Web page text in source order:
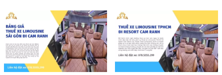
bảo sự riêng tư tuyệt đối cho
gia đình hoặc nhóm bạn. Thay
vì chen chúc trên các phương
tiện công cộng, dịch vụ thuê
xe limousine chuyên nghiệp
giúp bạn làm chủ lộ trình, dừng
chân nghỉ ngơi linh hoạt và tận
theo yêu cầu mang lại trải
nghiệm hoàn toàn khác biệt.
Bạn được quyền quyết định
giờ khởi hành, điểm đón và
điểm dừng nghỉ chân theo ý
thích cá nhân.